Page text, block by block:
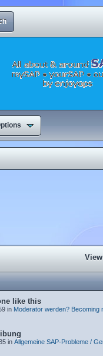
like this
in Moderator werden? Becoming
in Allgemeine SAP-Probleme /